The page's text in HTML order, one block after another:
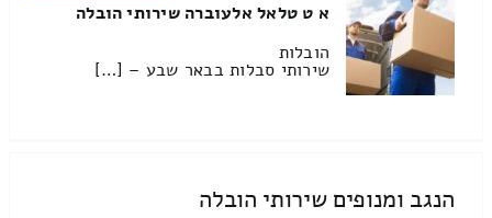
א ט טלאל אלעוברה שירותי הובלה
הובלות
שירותי סבלות בבאר שבע – […]
הנגב ומנופים שירותי הובלה